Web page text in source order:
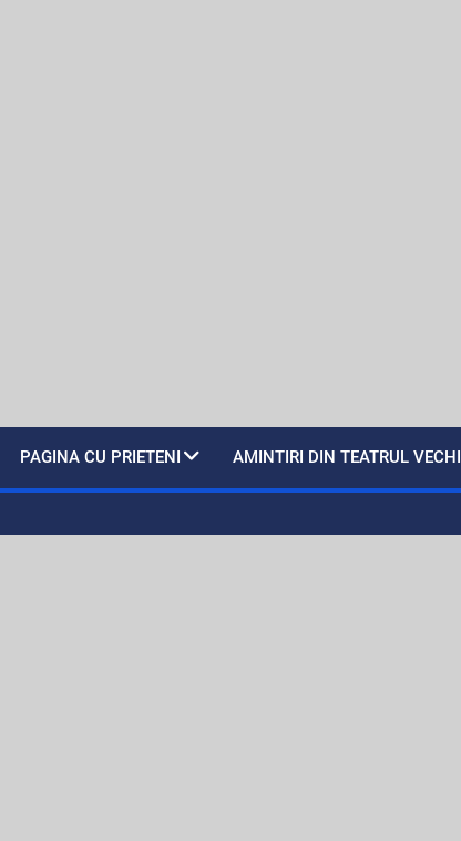
PAGINA CU PRIETENI AMINTIRI DIN TEATRUL VECHI